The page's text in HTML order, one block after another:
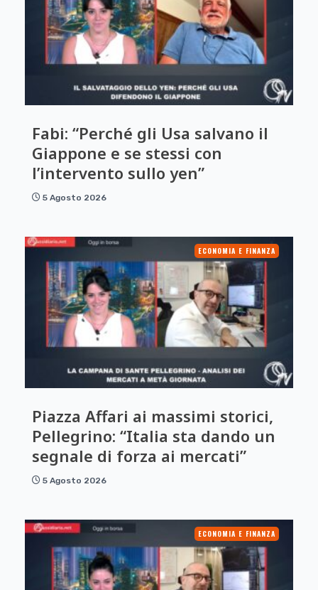
Fabi: “Perché gli Usa salvano il
Giappone e se stessi con
l’intervento sullo yen”
5 Agosto 2026
ECONOMIA E FINANZA
Piazza Affari ai massimi storici,
Pellegrino: “Italia sta dando un
segnale di forza ai mercati”
5 Agosto 2026
ECONOMIA E FINANZA